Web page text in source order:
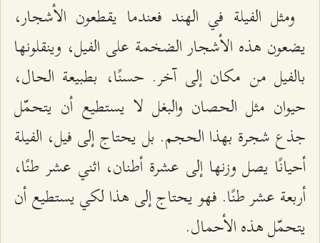
ومثل الفيلة في الهند فعندما يقطعون الأشجار،
يضعون هذه الأشجار الضخمة على الفيل، وينقلونها
بالفيل من مكان إلى آخر. حسنًا، بطبيعة الحال،
حيوان مثل الحصان والبغل لا يستطيع أن يتحمّل
جذع شجرة بهذا الحجم. بل يحتاج إلى فيل، الفيلة
أحيانًا يصل وزنها إلى عشرة أطنان، اثني عشر طنًا،
أربعة عشر طنًا. فهو يحتاج إلى هذا لكي يستطيع أن
يتحمّل هذه الأحمال.